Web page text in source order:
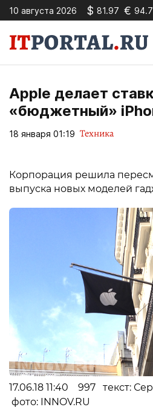
10 августа 2026 $ 81.97 € 94.7
Apple делает
«бюджетный»
18 января 01:19 Техника
Корпорация решила
выпуска новых моделей
17.06.18 11:40 997 текст:
фото: INNOV.RU